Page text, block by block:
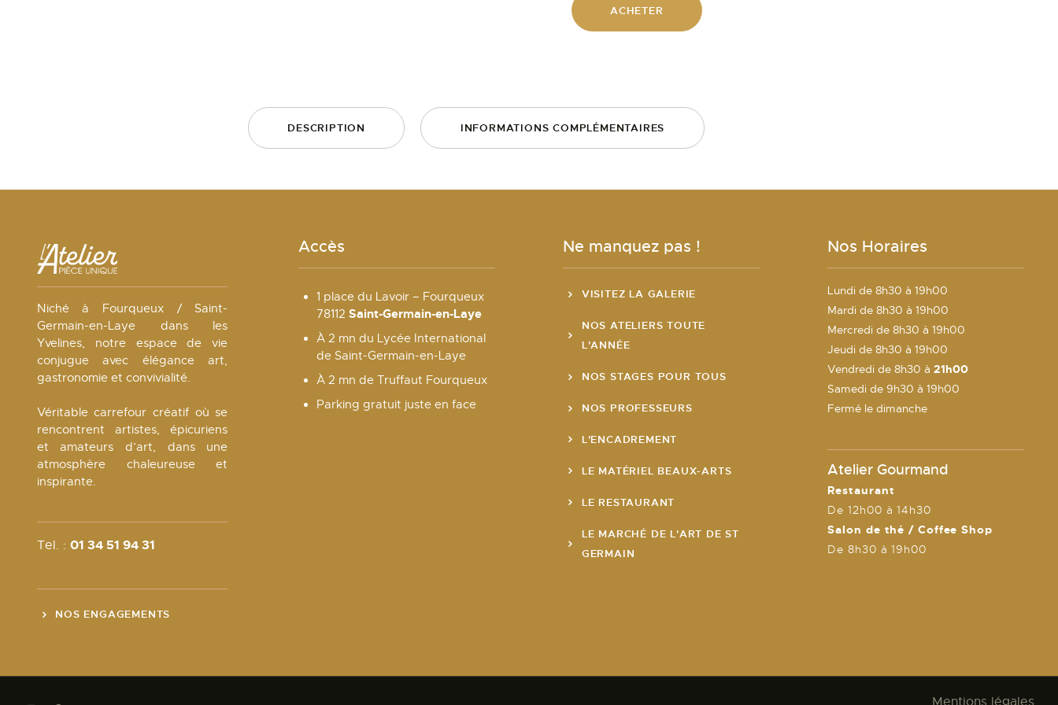
ACHETER
DESCRIPTION INFORMATIONS COMPLÉMENTAIRES
Niché à Fourqueux / Saint-
Germain-en-Laye dans les
Yvelines, notre espace de vie
conjugue avec élégance art,
gastronomie et convivialité.
Véritable carrefour créatif où se
rencontrent artistes, épicuriens
et amateurs d’art, dans une
atmosphère chaleureuse et
inspirante.
Tel. : 01 34 51 94 31
NOS ENGAGEMENTS
Accès
1 place du Lavoir – Fourqueux
78112 Saint-Germain-en-Laye
À 2 mn du Lycée International
de Saint-Germain-en-Laye
À 2 mn de Truffaut Fourqueux
Parking gratuit juste en face
Ne manquez pas !
VISITEZ LA GALERIE
NOS ATELIERS TOUTE
L'ANNÉE
NOS STAGES POUR TOUS
NOS PROFESSEURS
L'ENCADREMENT
LE MATÉRIEL BEAUX-ARTS
LE RESTAURANT
LE MARCHÉ DE L'ART DE ST
GERMAIN
Nos Horaires
Lundi de 8h30 à 19h00
Mardi de 8h30 à 19h00
Mercredi de 8h30 à 19h00
Jeudi de 8h30 à 19h00
Vendredi de 8h30 à21h00
Samedi de 9h30 à 19h00
Fermé le dimanche
Atelier Gourmand
Restaurant
De 12h00 à 14h30
Salon de thé / Coffee Shop
De 8h30 à 19h00